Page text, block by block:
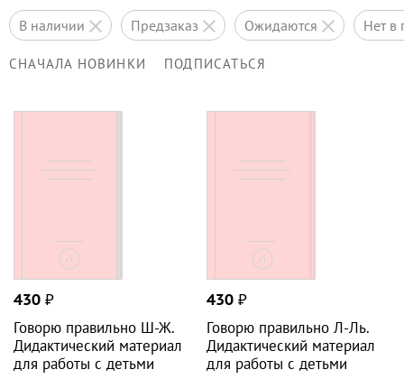
в наличии предзаказ ожидаются нет
СНАЧАЛА НОВИНКИ ПОДПИСАТЬСЯ
430 ₽
Говорю правильно Ш-Ж.
Дидактический материал
для работы с детьми
430 ₽
Говорю правильно Л-Ль.
Дидактический материал
для работы с детьми